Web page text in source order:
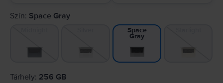
Szín: Space Gray
Space
Gray
Tárhely: 256 GB